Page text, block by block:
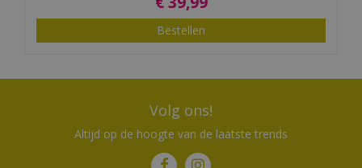
Bestellen
Volg ons!
Altijd op de hoogte van de laatste trends